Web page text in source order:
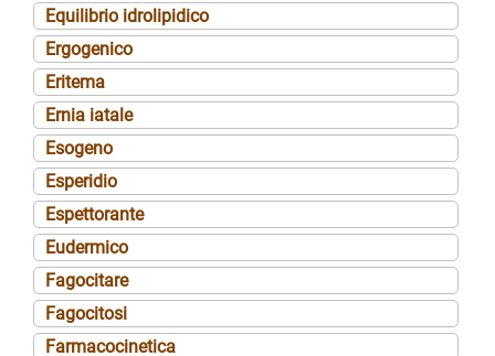
Equilibrio idrolipidico
Ergogenico
Eritema
Ernia iatale
Esogeno
Esperidio
Espettorante
Eudermico
Fagocitare
Fagocitosi
Farmacocinetica